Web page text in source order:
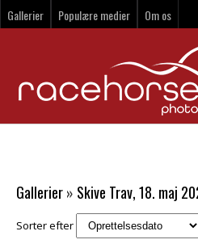
Gallerier Populære medier Om os
Gallerier» Skive Trav, 18. maj
Sorter efter